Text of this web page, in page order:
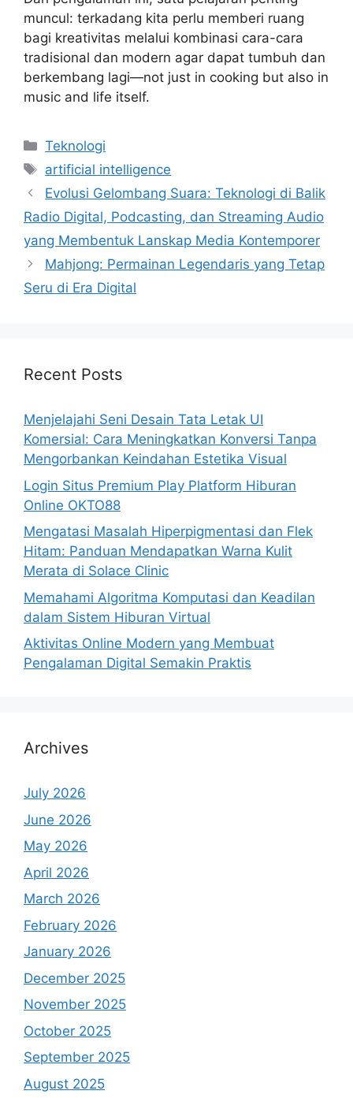
muncul: terkadang kita perlu memberi ruang
bagi kreativitas melalui kombinasi cara-cara
tradisional dan modern agar dapat tumbuh dan
berkembang lagi—not just in cooking but also in
music and life itself.
Categories
Teknologi
Tags
artificial intelligence
Evolusi Gelombang Suara: Teknologi di Balik
Radio Digital, Podcasting, dan Streaming Audio
yang Membentuk Lanskap Media Kontemporer
Mahjong: Permainan Legendaris yang Tetap
Seru di Era Digital
Recent Posts
Menjelajahi Seni Desain Tata Letak UI
Komersial: Cara Meningkatkan Konversi Tanpa
Mengorbankan Keindahan Estetika Visual
Login Situs Premium Play Platform Hiburan
Online OKTO88
Mengatasi Masalah Hiperpigmentasi dan Flek
Hitam: Panduan Mendapatkan Warna Kulit
Merata di Solace Clinic
Memahami Algoritma Komputasi dan Keadilan
dalam Sistem Hiburan Virtual
Aktivitas Online Modern yang Membuat
Pengalaman Digital Semakin Praktis
Archives
July 2026
June 2026
May 2026
April 2026
March 2026
February 2026
January 2026
December 2025
November 2025
October 2025
September 2025
August 2025